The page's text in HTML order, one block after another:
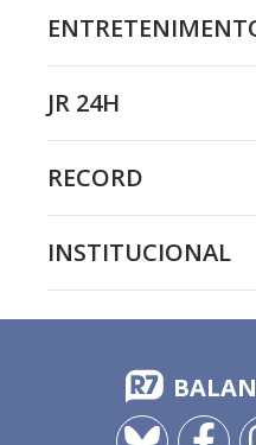
JR 24H
RECORD
INSTITUCIONAL